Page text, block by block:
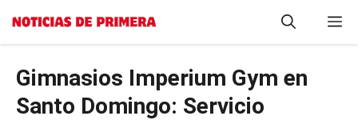
Saltar
Gimnasios Imperium Gym en
Santo Domingo: Servicio